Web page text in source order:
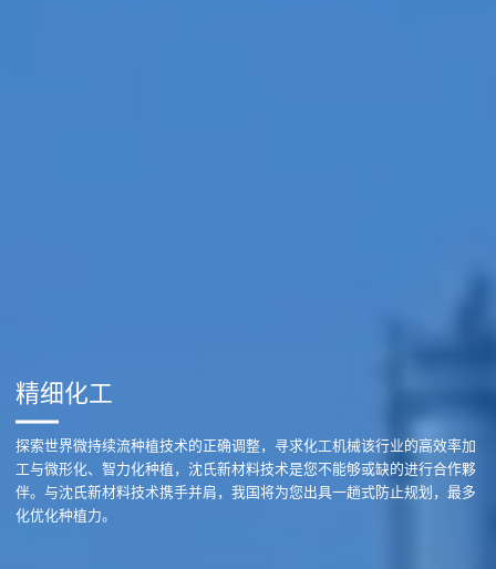
精细化工
探索世界微持续流种植技术的正确调整，寻求化工机械该行业的高效率加
工与微形化、智力化种植，沈氏新材料技术是您不能够或缺的进行合作夥
伴。与沈氏新材料技术携手并肩，我国将为您出具一趟式防止规划，最多
化优化种植力。